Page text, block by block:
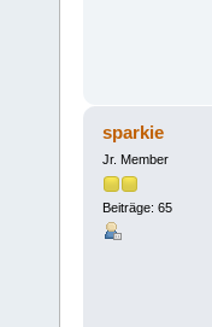
sparkie
Jr. Member
Beiträge: 65